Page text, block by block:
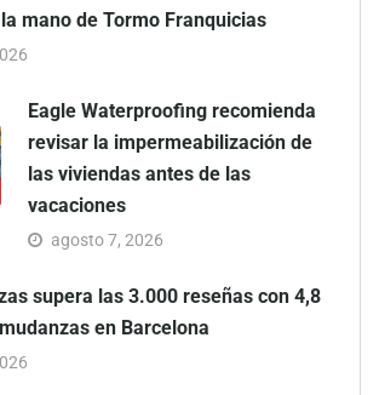
mano de Tormo Franquicias
Eagle Waterproofing recomienda
revisar la impermeabilización de
las viviendas antes de las
vacaciones
agosto 7, 2026
supera las 3.000 reseñas con 4,8
en Barcelona